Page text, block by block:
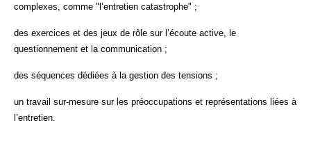
complexes, comme "l’entretien catastrophe" ;
des exercices et des jeux de rôle sur l’écoute active, le
questionnement et la communication ;
des séquences dédiées à la gestion des tensions ;
un travail sur-mesure sur les préoccupations et représentations liées à
l’entretien.